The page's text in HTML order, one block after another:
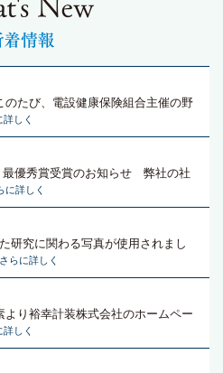
たび、電設健康保険組合主催の野
詳しく
最優秀賞受賞のお知らせ 弊社の社
に詳しく
研究に関わる写真が使用されまし
さらに詳しく
り裕幸計装株式会社のホームペー
詳しく